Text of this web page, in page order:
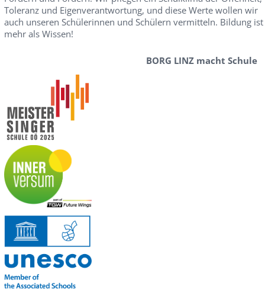
Toleranz und Eigenverantwortung, und diese Werte wollen wir
auch unseren Schülerinnen und Schülern vermitteln. Bildung ist
mehr als Wissen!
BORG LINZ macht Schule